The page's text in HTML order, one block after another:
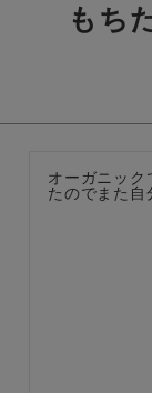
もち
オーガニック
たのでまた自